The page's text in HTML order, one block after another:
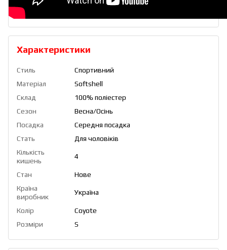
Характеристики
Стиль
Спортивний
Матеріал
Softshell
Склад
100% поліестер
Сезон
Весна/Осінь
Посадка
Середня посадка
Стать
Для чоловіків
Кількість
кишень
4
Стан
Нове
Країна
виробник
Україна
Колір
Coyote
Розміри
S